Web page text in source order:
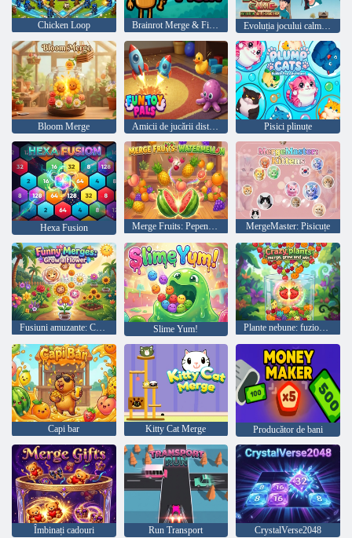
Chicken Loop Brainrot Merge & Fight Evoluția jocului calmarului: toate personajele!
Bloom Merge Amicii de jucării distractivi Pisici plinuțe
Hexa Fusion Merge Fruits: Pepene verde MergeMaster: Pisicuțe
Fusiuni amuzante: Cultivați o floare Slime Yum! Plante nebune: fuzionează, crește și câștigă
Capi bar Kitty Cat Merge Producător de bani
Îmbinați cadouri Run Transport CrystalVerse2048